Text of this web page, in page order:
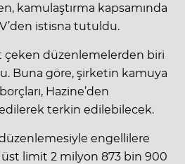
kamulaştırma kapsamında
istisna tutuldu.
çeken düzenlemelerden biri
Buna göre, şirketin kamuya
Hazine’den
terkin edilebilecek.
engellilere
üst limit 2 milyon 873 bin 900